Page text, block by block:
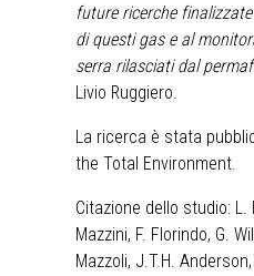
future ricerche
di questi gas e al
serra rilasciati dal
Livio Ruggiero.
La ricerca è stata
the Total Environment.
Citazione dello studio: L.
Mazzini, F. Florindo, G.
Mazzoli, J.T.H.